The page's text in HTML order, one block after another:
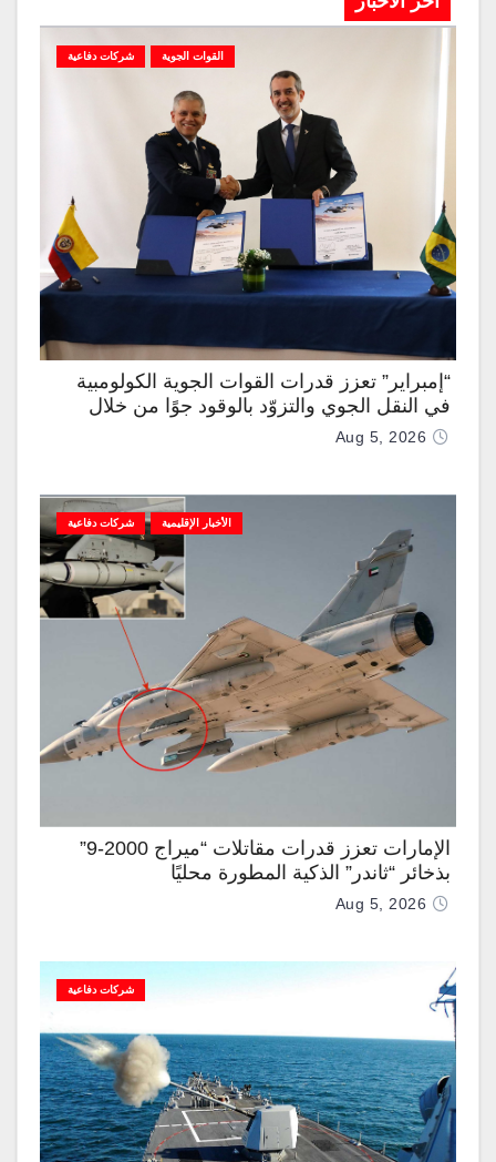
القوات الجوية شركات دفاعية
“إمبراير” تعزز قدرات القوات الجوية الكولومبية
في النقل الجوي والتزوّد بالوقود جوًا من خلال
تزويدها بطائرتي “كيه سي-390 ميلينيوم”
Aug 5, 2026
الأخبار الإقليمية شركات دفاعية
الإمارات تعزز قدرات مقاتلات “ميراج 2000-9”
بذخائر “ثاندر” الذكية المطورة محليًا
Aug 5, 2026
شركات دفاعية